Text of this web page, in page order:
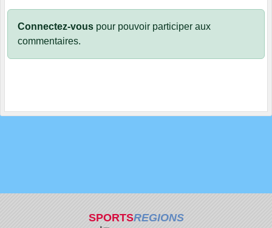
Connectez-vous pour pouvoir participer aux
commentaires.
SPORTSREGIONS